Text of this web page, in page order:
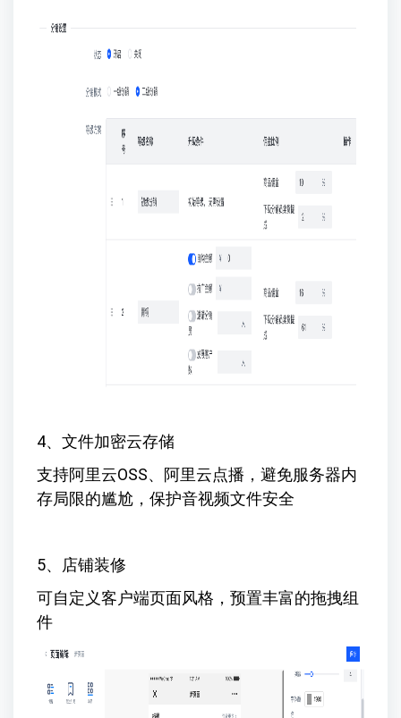
4、文件加密云存储
支持阿里云OSS、阿里云点播，避免服务器内
存局限的尴尬，保护音视频文件安全
5、店铺装修
可自定义客户端页面风格，预置丰富的拖拽组
件